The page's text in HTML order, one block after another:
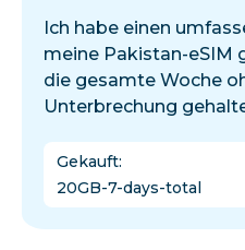
Ich habe einen
meine Pakistan-eSIM
die gesamte Woche
Unterbrechung
Gekauft:
20GB-7-days-total